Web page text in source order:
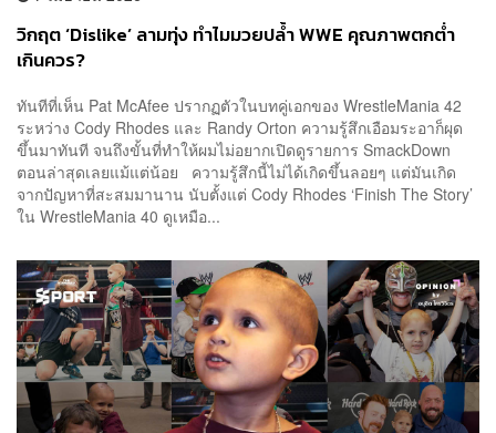
วิกฤต ‘Dislike’ ลามทุ่ง ทำไมมวยปล้ำ WWE คุณภาพตกต่ำ
เกินควร?
ทันทีที่เห็น Pat McAfee ปรากฏตัวในบทคู่เอกของ WrestleMania 42
ระหว่าง Cody Rhodes และ Randy Orton ความรู้สึกเอือมระอาก็ผุด
ขึ้นมาทันที จนถึงขั้นที่ทำให้ผมไม่อยากเปิดดูรายการ SmackDown
ตอนล่าสุดเลยแม้แต่น้อย ความรู้สึกนี้ไม่ได้เกิดขึ้นลอยๆ แต่มันเกิด
จากปัญหาที่สะสมมานาน นับตั้งแต่ Cody Rhodes ‘Finish The Story’
ใน WrestleMania 40 ดูเหมือ...